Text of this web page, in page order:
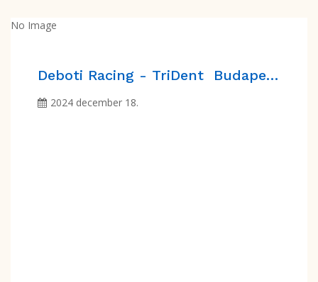
No Image
Deboti Racing - TriDent Budapest Esztétikai és Családi Fogászat, Implantológiai Központ
2024 december 18.